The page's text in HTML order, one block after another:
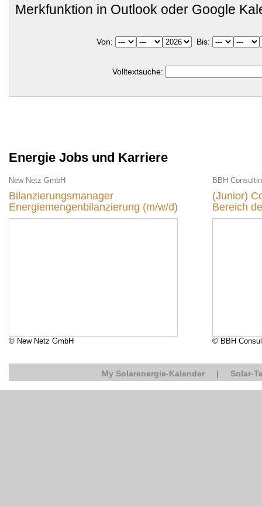
Merkfunktion in Outlook oder Google
Von: Bis:
Volltextsuche:
Energie Jobs und Karriere
New Netz GmbH
Bilanzierungsmanager
Energiemengenbilanzierung (m/w/d)
© New Netz GmbH
BBH
(Junior)
Bereich
© BBH
My Solarenergie-Kalender | Solar-